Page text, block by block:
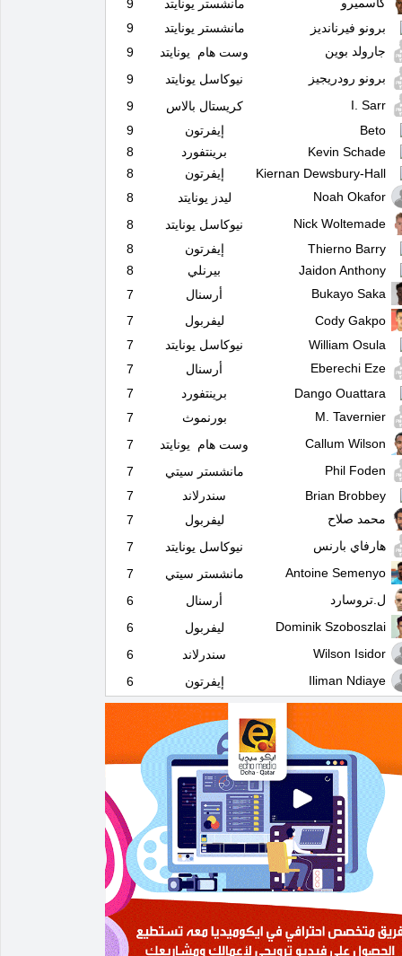
مانشستر يونايتد
9
برونو فيرنانديز
مانشستر يونايتد
9
جارولد بوين
وست هام يونايتد
9
برونو رودريجيز
نيوكاسل يونايتد
9
كريستال بالاس
9
إيفرتون
9
برينتفورد
8
إيفرتون
8
ليدز يونايتد
8
نيوكاسل يونايتد
8
إيفرتون
8
بيرنلي
8
أرسنال
7
ليفربول
7
نيوكاسل يونايتد
7
أرسنال
7
برينتفورد
7
بورنموث
7
وست هام يونايتد
7
مانشستر سيتي
7
سندرلاند
7
محمد صلاح
ليفربول
7
هارفاي بارنس
نيوكاسل يونايتد
7
مانشستر سيتي
7
ل.تروسارد
أرسنال
6
ليفربول
6
سندرلاند
6
إيفرتون 6